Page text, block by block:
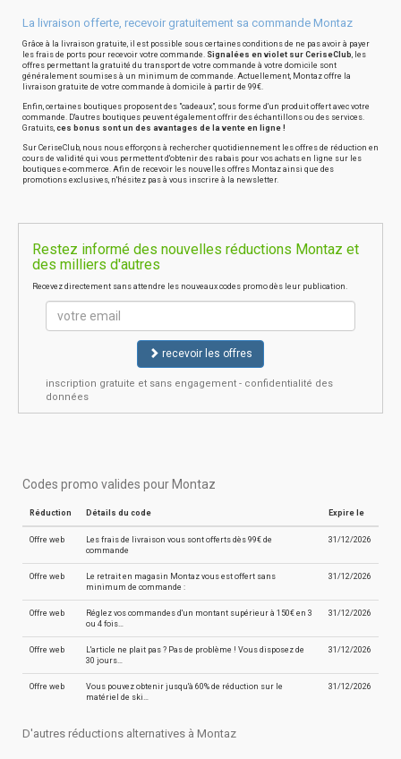
La livraison offerte, recevoir gratuitement sa commande Montaz
Grâce à la livraison gratuite, il est possible sous certaines conditions de ne pas avoir à payer
les frais de ports pour recevoir votre commande. Signalées en violet sur CeriseClub, les
offres permettant la gratuité du transport de votre commande à votre domicile sont
généralement soumises à un minimum de commande. Actuellement, Montaz offre la
livraison gratuite de votre commande à domicile à partir de 99€.
Enfin, certaines boutiques proposent des "cadeaux", sous forme d'un produit offert avec votre
commande. D'autres boutiques peuvent également offrir des échantillons ou des services.
Gratuits, ces bonus sont un des avantages de la vente en ligne !
Sur CeriseClub, nous nous efforçons à rechercher quotidiennement les offres de réduction en
cours de validité qui vous permettent d'obtenir des rabais pour vos achats en ligne sur les
boutiques e-commerce. Afin de recevoir les nouvelles offres Montaz ainsi que des
promotions exclusives, n'hésitez pas à vous inscrire à la newsletter.
Restez informé des nouvelles réductions Montaz et
des milliers d'autres
Recevez directement sans attendre les nouveaux codes promo dès leur publication.
recevoir les offres
inscription gratuite et sans engagement - confidentialité des
données
Codes promo valides pour Montaz
Réduction Détails du code Expire le
Offre web
Les frais de livraison vous sont offerts dès 99€ de
commande
31/12/2026
Offre web
Le retrait en magasin Montaz vous est offert sans
minimum de commande :
31/12/2026
Offre web
Réglez vos commandes d'un montant supérieur à 150€ en 3
ou 4 fois…
31/12/2026
Offre web
L'article ne plait pas ? Pas de problème ! Vous disposez de
30 jours…
31/12/2026
Offre web
Vous pouvez obtenir jusqu'à 60% de réduction sur le
matériel de ski…
31/12/2026
D'autres réductions alternatives à Montaz